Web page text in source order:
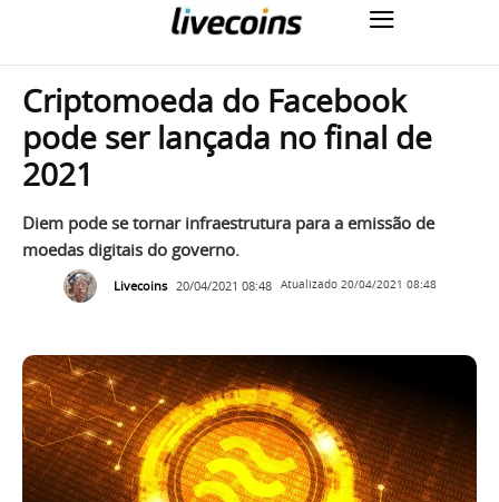
Criptomoeda do Facebook
pode ser lançada no final de
2021
Diem pode se tornar infraestrutura para a emissão de
moedas digitais do governo.
Livecoins 20/04/2021 08:48 Atualizado 20/04/2021 08:48